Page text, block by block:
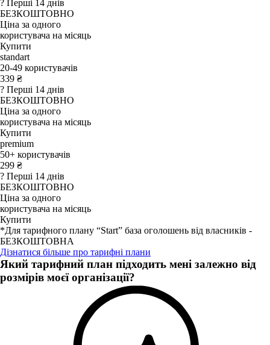
? Перші 14 днів
БЕЗКОШТОВНО
Ціна за одного
користувача на місяць
Купити
standart
20-49 користувачів
339 ₴
? Перші 14 днів
БЕЗКОШТОВНО
Ціна за одного
користувача на місяць
Купити
premium
50+ користувачів
299 ₴
? Перші 14 днів
БЕЗКОШТОВНО
Ціна за одного
користувача на місяць
Купити
*Для тарифного плану “Start” база оголошень від власників -
БЕЗКОШТОВНА
Дізнатися більше про тарифні плани
Який тарифний план підходить мені залежно від
розмірів моєї організації?